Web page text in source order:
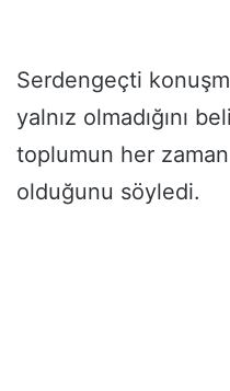
Serdengeçti
yalnız olmadığını
toplumun her zaman
olduğunu söyledi.